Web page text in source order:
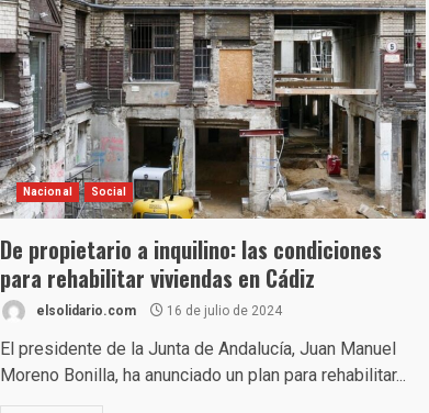
Nacional Social
De propietario a inquilino: las condiciones
para rehabilitar viviendas en Cádiz
elsolidario.com 16 de julio de 2024
El presidente de la Junta de Andalucía, Juan Manuel
Moreno Bonilla, ha anunciado un plan para rehabilitar...